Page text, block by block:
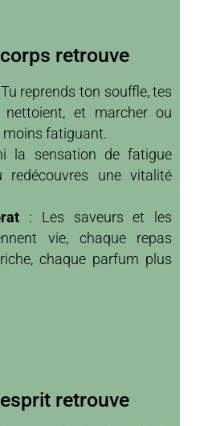
retrouve
reprends ton souffle, tes
nettoient, et marcher ou
moins fatiguant.
la sensation de fatigue
redécouvres une vitalité
: Les saveurs et les
vie, chaque repas
chaque parfum plus
retrouve